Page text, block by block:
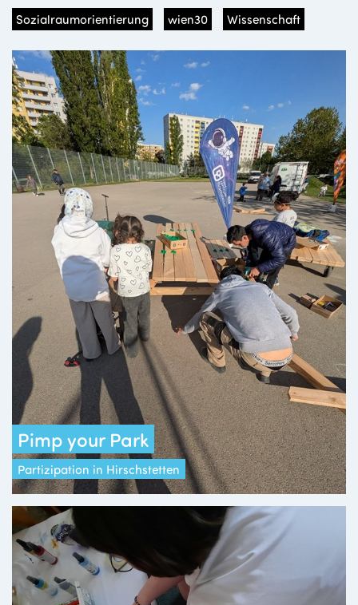
Sozialraumorientierung wien30 Wissenschaft
Pimp your Park
Partizipation in Hirschstetten